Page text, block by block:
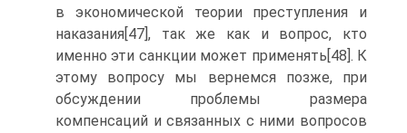
в экономической теории преступления и
наказания[47], так же как и вопрос, кто
именно эти санкции может применять[48]. К
этому вопросу мы вернемся позже, при
обсуждении проблемы размера
компенсаций и связанных с ними вопросов